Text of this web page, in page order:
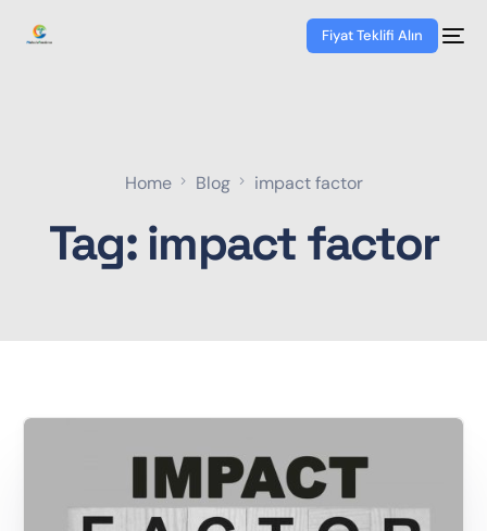
Fiyat Teklifi Alın
Home Blog impact factor
Tag:impact factor